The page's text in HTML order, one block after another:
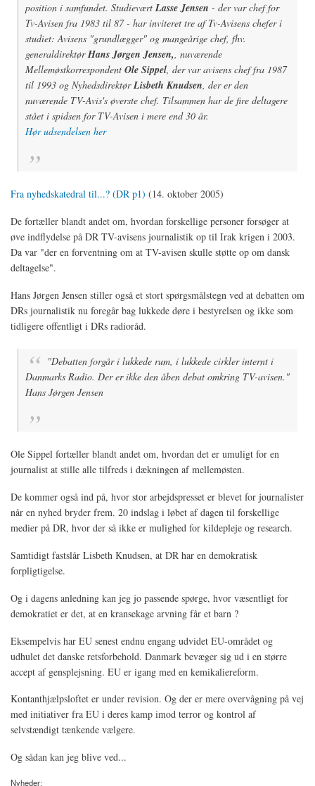
position i samfundet. StudieværtLasse Jensen - der var chef for
Tv-Avisen fra 1983 til 87 - har inviteret tre af Tv-Avisens chefer i
studiet: Avisens "grundlægger" og mangeårige chef, fhv.
generaldirektørHans Jørgen Jensen,, nuværende
Mellemøstkorrespondent Ole Sippel, der var avisens chef fra 1987
til 1993 og NyhedsdirektørLisbeth Knudsen, der er den
nuværende TV-Avis's øverste chef. Tilsammen har de fire deltagere
stået i spidsen for TV-Avisen i mere end 30 år.
Hør udsendelsen her
Fra nyhedskatedral til...? (DR p1) (14. oktober 2005)
De fortæller blandt andet om, hvordan forskellige personer forsøger at
øve indflydelse på DR TV-avisens journalistik op til Irak krigen i 2003.
Da var "der en forventning om at TV-avisen skulle støtte op om dansk
deltagelse".
Hans Jørgen Jensen stiller også et stort spørgsmålstegn ved at debatten om
DRs journalistik nu foregår bag lukkede døre i bestyrelsen og ikke som
tidligere offentligt i DRs radioråd.
"Debatten forgår i lukkede rum, i lukkede cirkler internt i
Danmarks Radio. Der er ikke den åben debat omkring TV-avisen."
Hans Jørgen Jensen
Ole Sippel fortæller blandt andet om, hvordan det er umuligt for en
journalist at stille alle tilfreds i dækningen af mellemøsten.
De kommer også ind på, hvor stor arbejdspresset er blevet for journalister
når en nyhed bryder frem. 20 indslag i løbet af dagen til forskellige
medier på DR, hvor der så ikke er mulighed for kildepleje og research.
Samtidigt fastslår Lisbeth Knudsen, at DR har en demokratisk
forpligtigelse.
Og i dagens anledning kan jeg jo passende spørge, hvor væsentligt for
demokratiet er det, at en kransekage arvning får et barn ?
Eksempelvis har EU senest endnu engang udvidet EU-området og
udhulet det danske retsforbehold. Danmark bevæger sig ud i en større
accept af gensplejsning. EU er igang med en kemikaliereform.
Kontanthjælpsloftet er under revision. Og der er mere overvågning på vej
med initiativer fra EU i deres kamp imod terror og kontrol af
selvstændigt tænkende vælgere.
Og sådan kan jeg blive ved...
Nyheder: